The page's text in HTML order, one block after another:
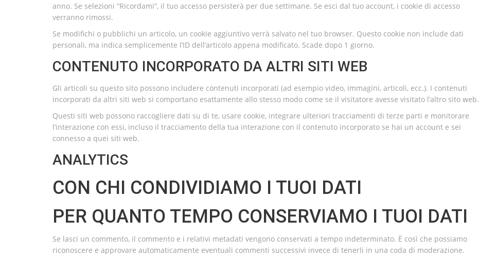
anno. Se selezioni “Ricordami”, il tuo accesso persisterà per due settimane. Se esci dal tuo account, i cookie di accesso
verranno rimossi.
Se modifichi o pubblichi un articolo, un cookie aggiuntivo verrà salvato nel tuo browser. Questo cookie non include dati
personali, ma indica semplicemente l’ID dell’articolo appena modificato. Scade dopo 1 giorno.
CONTENUTO INCORPORATO DA ALTRI SITI WEB
Gli articoli su questo sito possono includere contenuti incorporati (ad esempio video, immagini, articoli, ecc.). I contenuti
incorporati da altri siti web si comportano esattamente allo stesso modo come se il visitatore avesse visitato l’altro sito web.
Questi siti web possono raccogliere dati su di te, usare cookie, integrare ulteriori tracciamenti di terze parti e monitorare
l’interazione con essi, incluso il tracciamento della tua interazione con il contenuto incorporato se hai un account e sei
connesso a quei siti web.
ANALYTICS
CON CHI CONDIVIDIAMO I TUOI DATI
PER QUANTO TEMPO CONSERVIAMO I TUOI DATI
Se lasci un commento, il commento e i relativi metadati vengono conservati a tempo indeterminato. È così che possiamo
riconoscere e approvare automaticamente eventuali commenti successivi invece di tenerli in una coda di moderazione.